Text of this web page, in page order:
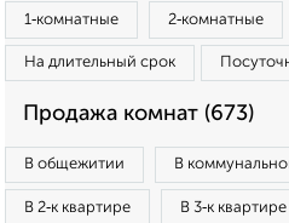
1‑комнатные 2‑комнатные
На длительный срок
Продажа комнат (673)
В общежитии В
В 2‑к квартире В 3‑к квартире